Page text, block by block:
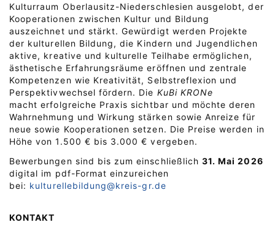
Kulturraum Oberlausitz-Niederschlesien ausgelobt, der
Kooperationen zwischen Kultur und Bildung
auszeichnet und stärkt. Gewürdigt werden Projekte
der kulturellen Bildung, die Kindern und Jugendlichen
aktive, kreative und kulturelle Teilhabe ermöglichen,
ästhetische Erfahrungsräume eröffnen und zentrale
Kompetenzen wie Kreativität, Selbstreflexion und
Perspektivwechsel fördern. Die KuBi KRONe
macht erfolgreiche Praxis sichtbar und möchte deren
Wahrnehmung und Wirkung stärken sowie Anreize für
neue sowie Kooperationen setzen. Die Preise werden in
Höhe von 1.500 € bis 3.000 € vergeben.
Bewerbungen sind bis zum einschließlich 31. Mai 2026
digital im pdf-Format einzureichen
bei: kulturellebildung@kreis-gr.de
KONTAKT